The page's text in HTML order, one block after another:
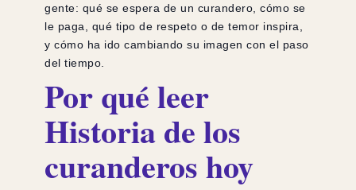
gente: qué se espera de un curandero, cómo se
le paga, qué tipo de respeto o de temor inspira,
y cómo ha ido cambiando su imagen con el paso
del tiempo.
Por qué leer
Historia de los
curanderos hoy